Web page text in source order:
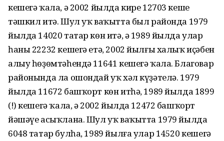
кешегә ҡала, ә 2002 йылда кире 12703 кеше
тәшкил итә. Шул уҡ ваҡытта был районда 1979
йылда 14020 татар көн итә, ә 1989 йылда улар
һаны 22232 кешегә етә, 2002 йылғы халыҡ иҫәбен
алыу һөҙөмтәһендә 11641 кешегә ҡала. Благовар
районында ла ошондай уҡ хәл күҙәтелә. 1979
йылда 11672 башҡорт көн итһә, 1989 йылда 1899
(!) кешегә ҡала, ә 2002 йылда 12472 башҡорт
йәшәүе асыҡлана. Шул уҡ ваҡытта 1979 йылда
6048 татар булһа, 1989 йылға улар 14520 кешегә